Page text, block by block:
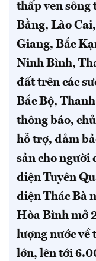
thấp ven sông
Bằng, Lào
Giang, Bắc
Ninh Bình,
đất trên các
Bắc Bộ,
thông báo,
hỗ trợ, đảm
sản cho người
điện Tuyên
điện Thác Bà
Hòa Bình mở
lượng nước về
lớn, lên tới